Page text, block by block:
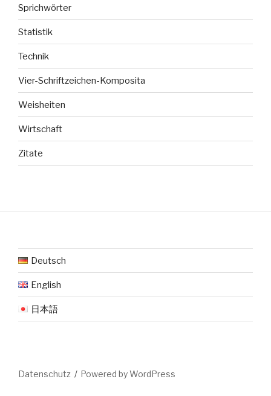
Sprichwörter
Statistik
Technik
Vier-Schriftzeichen-Komposita
Weisheiten
Wirtschaft
Zitate
Deutsch
English
日本語
Datenschutz Powered by WordPress